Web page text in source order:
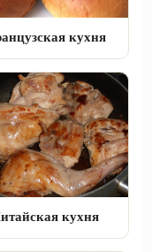
кухня
кухня